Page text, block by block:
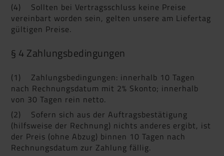
(4) Sollten bei Vertragsschluss keine Preise
vereinbart worden sein, gelten unsere am Liefertag
gültigen Preise.
§ 4 Zahlungsbedingungen
(1) Zahlungsbedingungen: innerhalb 10 Tagen
nach Rechnungsdatum mit 2% Skonto; innerhalb
von 30 Tagen rein netto.
(2) Sofern sich aus der Auftragsbestätigung
(hilfsweise der Rechnung) nichts anderes ergibt, ist
der Preis (ohne Abzug) binnen 10 Tagen nach
Rechnungsdatum zur Zahlung fällig.